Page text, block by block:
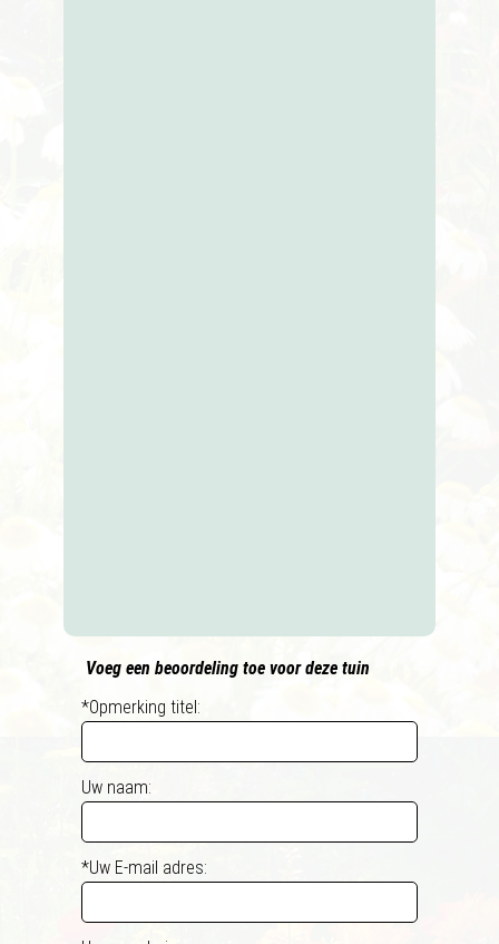
Voeg een beoordeling toe voor deze tuin
*Opmerking titel:
Uw naam:
*Uw E-mail adres: